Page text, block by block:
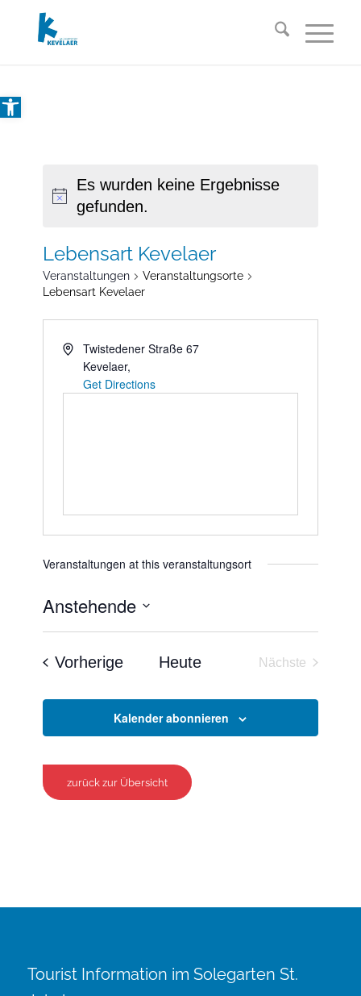
Open toolbar
Es wurden keine Ergebnisse
gefunden.
Lebensart Kevelaer
Veranstaltungen
Veranstaltungsorte
Lebensart Kevelaer
Twistedener Straße 67
Kevelaer,
Get Directions
Veranstaltungen at this veranstaltungsort
Anstehende
Datum
wählen.
VorherigeVeranstaltungen
Heute
Nächste
Kalender abonnieren
zurück zur Übersicht
Tourist Information im Solegarten St.